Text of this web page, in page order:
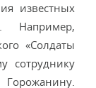
известных
Например,
«Солдаты
сотруднику